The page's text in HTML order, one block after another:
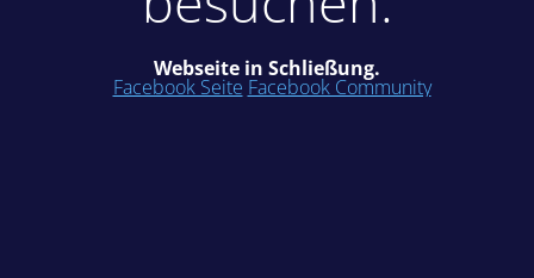
Webseite in Schließung.
Facebook Seite Facebook Community